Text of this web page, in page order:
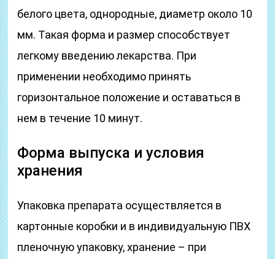
белого цвета, однородные, диаметр около 10
мм. Такая форма и размер способствует
легкому введению лекарства. При
применении необходимо принять
горизонтальное положение и оставаться в
нем в течение 10 минут.
Форма выпуска и условия
хранения
Упаковка препарата осуществляется в
картонные коробки и в индивидуальную ПВХ
пленочную упаковку, хранение – при